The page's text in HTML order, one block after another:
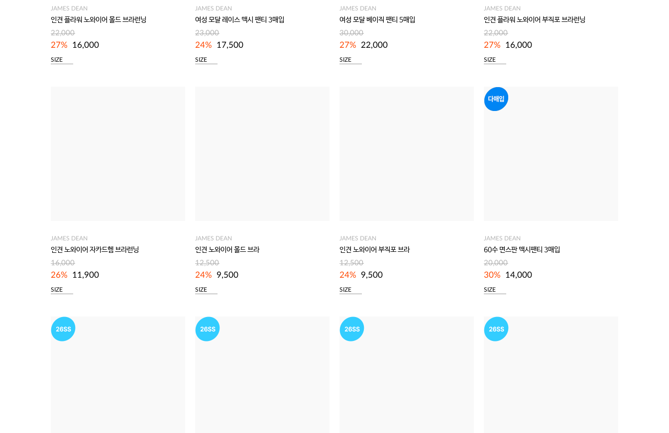
JAMES DEAN
인견 플라워 노와이어 몰드 브라런닝
22,000
27% 16,000
SIZE
JAMES DEAN
여성 모달 레이스 맥시 팬티 3매입
23,000
24% 17,500
SIZE
JAMES DEAN
여성 모달 베이직 팬티 5매입
30,000
27% 22,000
SIZE
JAMES DEAN
인견 플라워 노와이어 부직포 브라런닝
22,000
27% 16,000
SIZE
JAMES DEAN
인견 노와이어 자카드헴 브라런닝
16,000
26% 11,900
SIZE
JAMES DEAN
인견 노와이어 몰드 브라
12,500
24% 9,500
SIZE
JAMES DEAN
인견 노와이어 부직포 브라
12,500
24% 9,500
SIZE
JAMES DEAN
60수 면스판 맥시팬티 3매입
20,000
30% 14,000
SIZE